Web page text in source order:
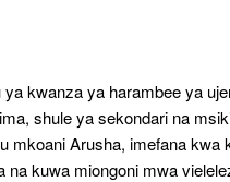
kwanza ya harambee ya
shule ya sekondari na
mkoani Arusha, imefana kwa
na kuwa miongoni mwa